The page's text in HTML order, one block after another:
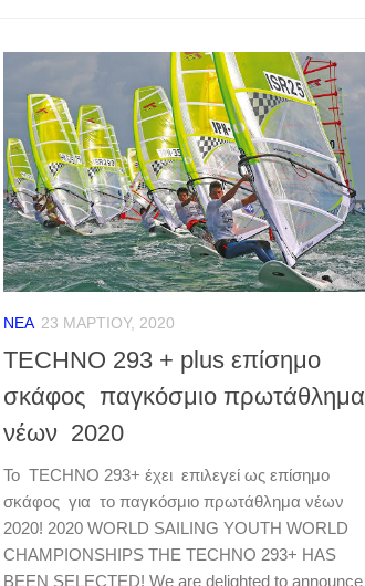
ΝΈΑ 23 ΜΑΡΤΊΟΥ, 2020
TECHNO 293 + plus επίσημο
σκάφος παγκόσμιο πρωτάθλημα
νέων 2020
Το TECHNO 293+ έχει επιλεγεί ως επίσημο
σκάφος για το παγκόσμιο πρωτάθλημα νέων
2020! 2020 WORLD SAILING YOUTH WORLD
CHAMPIONSHIPS THE TECHNO 293+ HAS
BEEN SELECTED! We are delighted to announce